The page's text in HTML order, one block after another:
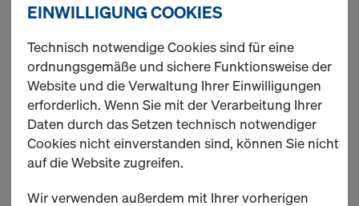
Xface-Platte
2 Produkte gefunden
Meist gesucht
Xface-Platte 21mm
EINWILLIGUNG COOKIES
Technisch notwendige Cookies sind für eine
ordnungsgemäße und sichere Funktionsweise der
Website und die Verwaltung Ihrer Einwilligungen
erforderlich. Wenn Sie mit der Verarbeitung Ihrer
Daten durch das Setzen technisch notwendiger
Cookies nicht einverstanden sind, können Sie nicht
auf die Website zugreifen.
Wir verwenden außerdem mit Ihrer vorherigen